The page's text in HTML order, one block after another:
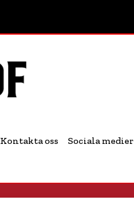
Kontakta oss Sociala medier